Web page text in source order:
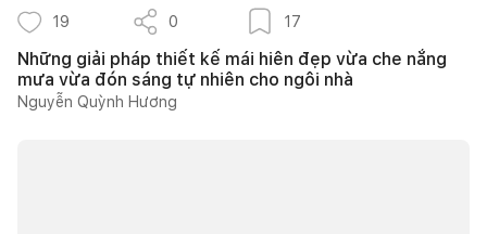
19 0 17
Những giải pháp thiết kế mái hiên đẹp vừa che nắng
mưa vừa đón sáng tự nhiên cho ngôi nhà
Nguyễn Quỳnh Hương